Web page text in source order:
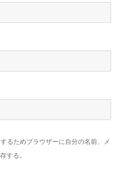
るためブラウザーに自分の名前、メ
する。